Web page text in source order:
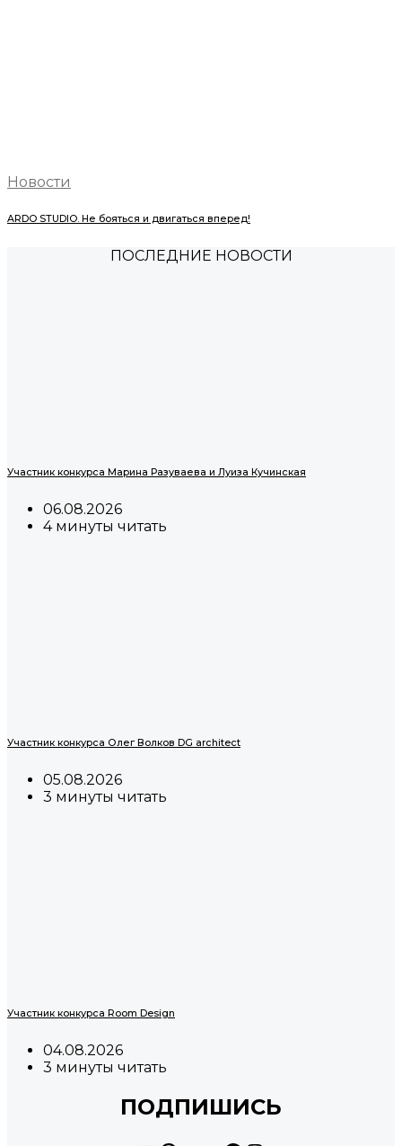
Новости
ARDO STUDIO. Не бояться и двигаться вперед!
ПОСЛЕДНИЕ НОВОСТИ
Участник конкурса Марина Разуваева и Луиза Кучинская
06.08.2026
4 минуты читать
Участник конкурса Олег Волков DG architect
05.08.2026
3 минуты читать
Участник конкурса Room Design
04.08.2026
3 минуты читать
ПОДПИШИСЬ